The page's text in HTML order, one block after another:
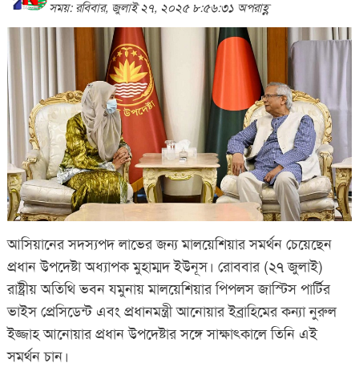
সময়: রবিবার, জুলাই ২৭, ২০২৫ ৮:৫৬:৩১ অপরাহ্ণ
আসিয়ানের সদস্যপদ লাভের জন্য মালয়েশিয়ার সমর্থন চেয়েছেন
প্রধান উপদেষ্টা অধ্যাপক মুহাম্মদ ইউনূস। রোববার (২৭ জুলাই)
রাষ্ট্রীয় অতিথি ভবন যমুনায় মালয়েশিয়ার পিপলস জাস্টিস পার্টির
ভাইস প্রেসিডেন্ট এবং প্রধানমন্ত্রী আনোয়ার ইব্রাহিমের কন্যা নুরুল
ইজ্জাহ আনোয়ার প্রধান উপদেষ্টার সঙ্গে সাক্ষাৎকালে তিনি এই
সমর্থন চান।